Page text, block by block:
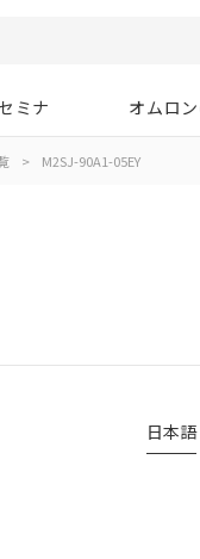
ミナ オムロ
> M2SJ-90A1-05EY
日本語